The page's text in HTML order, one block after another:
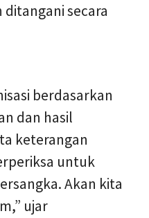
secara
berdasarkan
dan hasil
keterangan
untuk
Akan kita
ujar